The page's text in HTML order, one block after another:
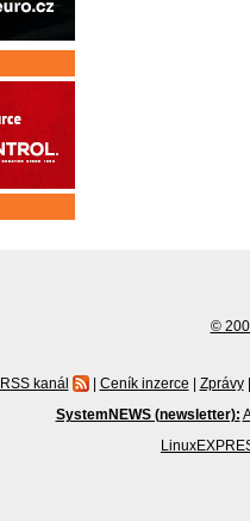
©
RSS kanál | Ceník inzerce | Zprávy |
SystemNEWS (newsletter):